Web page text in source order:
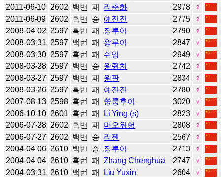
2011-06-10 2602 백번 패 리춘화 2978
♀
2011-06-09 2602 흑번 승 예진진 2775
♀
2008-04-02 2597 흑번 패 장루이 2790
♀
2008-03-31 2597 백번 패 왕루이 2847
♀
2008-03-30 2597 흑번 패 쉬잉 2949 ♀
2008-03-28 2597 백번 승 왕쥔치 2742
♀
2008-03-27 2597 백번 패 왕판 2834
♀
2008-03-26 2597 흑번 패 예진진 2780
♀
2007-08-13 2598 흑번 패 쑹룽후이 3020 ♀
2006-10-10 2601 흑번 패 Li Ying (s) 2823 ♀
2006-07-28 2602 흑번 패 마오위헝 2808 ♀
2006-07-27 2602 백번 승 리젠 2567
♀
2004-04-06 2610 백번 승 장루이 2713
♀
2004-04-04 2610 흑번 패 Zhang Chenghua 2747
♀
2004-03-31 2610 백번 패 Liu Yuxin 2604
♀